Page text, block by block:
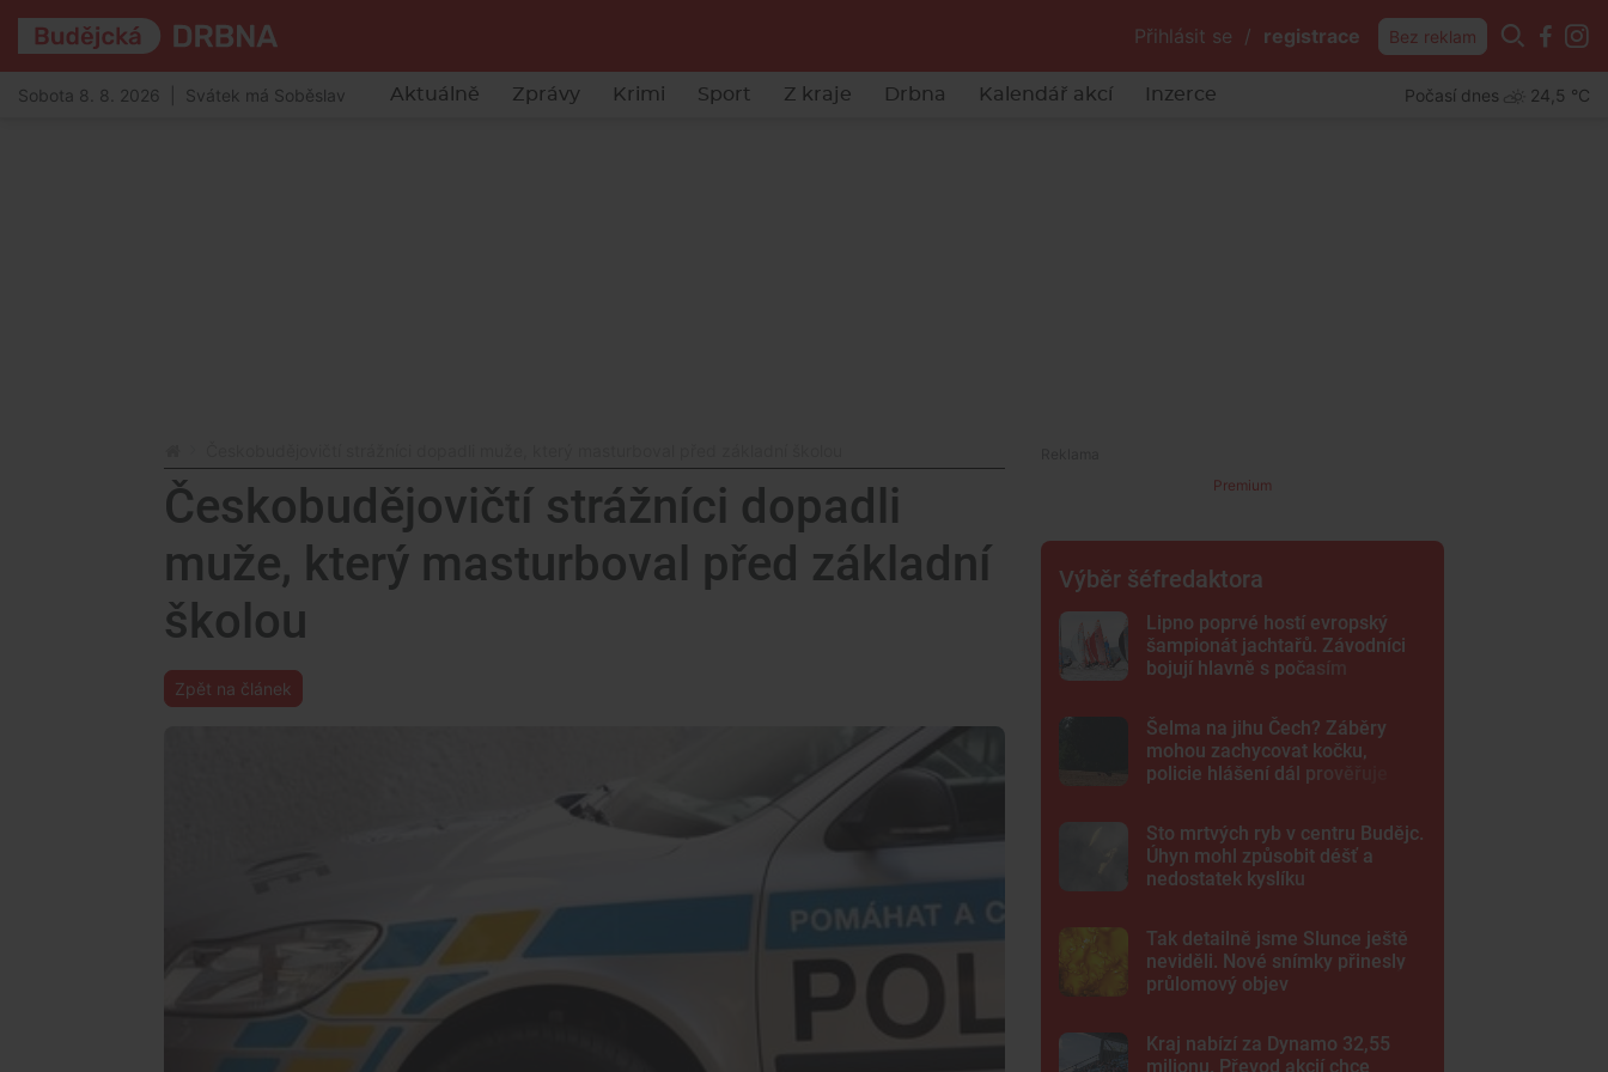
Přihlásit se / registrace Bez reklam
Sobota 8. 8. 2026 | Svátek má Soběslav Aktuálně Zprávy Krimi Sport Z kraje Drbna Kalendář akcí Inzerce Počasí dnes 24,5 °C
Českobudějovičtí strážníci dopadli
muže, který masturboval před základní
školou
Zpět na článek
Premium
Výběr šéfredaktora
Lipno poprvé hostí evropský
šampionát jachtařů. Závodníci
bojují hlavně s počasím
Šelma na jihu Čech? Záběry
mohou zachycovat kočku,
policie hlášení dál prověřuje
Sto mrtvých ryb v centru Budějc.
Úhyn mohl způsobit déšť a
nedostatek kyslíku
Tak detailně jsme Slunce ještě
neviděli. Nové snímky přinesly
průlomový objev
Kraj nabízí za Dynamo 32,55
milionu. Převod akcií chce